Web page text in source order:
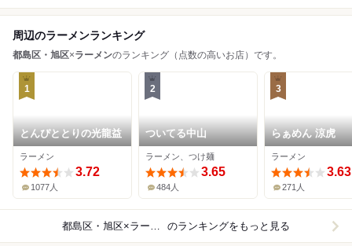
周辺のラーメンランキング
都島区・旭区×ラーメンのランキング（点数の高いお店）です。
1
とんぴととりの光龍益
ラーメン
3.72
1077人
2
ついてる中山
ラーメン、つけ麺
3.65
484人
3
らぁめん 涼虎
ラーメン
3.63
271人
都島区・旭区×ラーメン のランキングをもっと見る